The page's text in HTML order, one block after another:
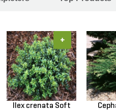
Ilex crenata Soft
+